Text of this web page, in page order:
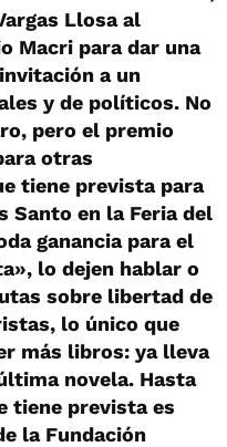
Llosa al
Macri para dar una
a un
y de políticos. No
pero el premio
otras
tiene prevista para
Santo en la Feria del
ganancia para el
lo dejen hablar o
sobre libertad de
lo único que
más libros: ya lleva
novela. Hasta
tiene prevista es
la Fundación